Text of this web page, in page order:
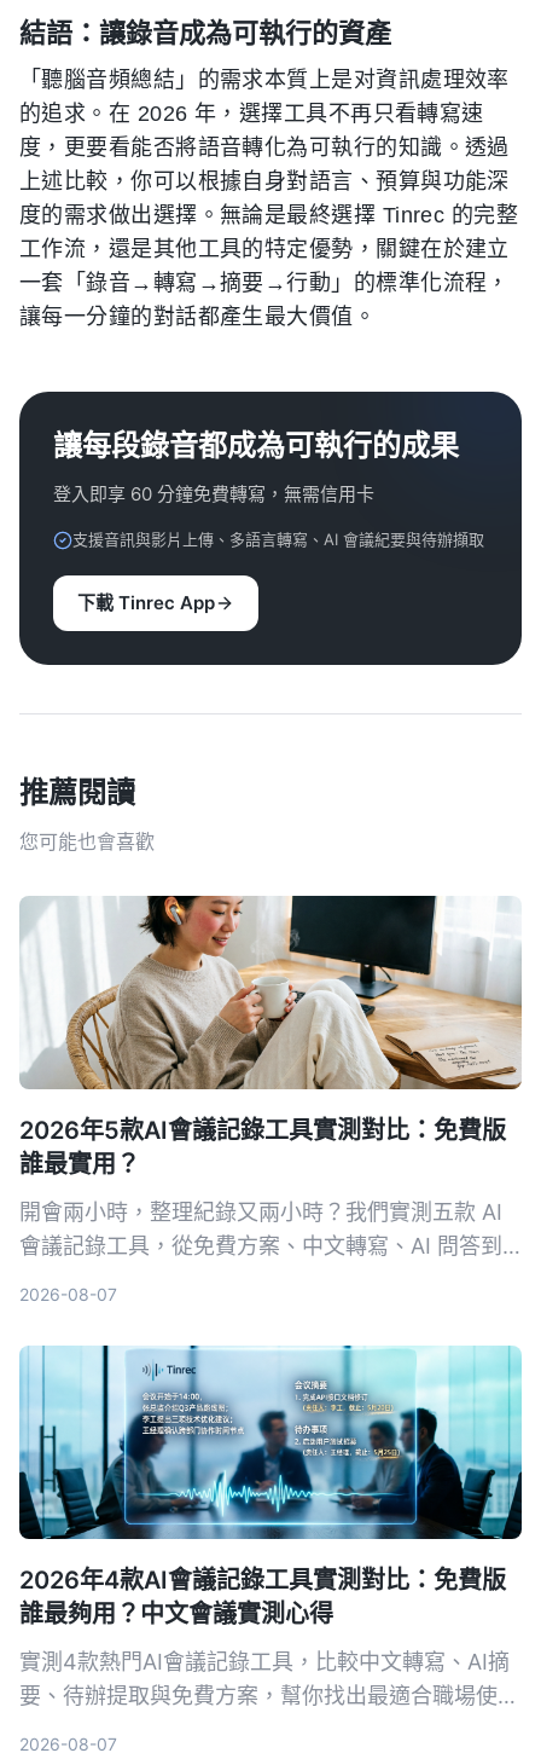
結語：讓錄音成為可執行的資產
「聽腦音頻總結」的需求本質上是对資訊處理效率
的追求。在 2026 年，選擇工具不再只看轉寫速
度，更要看能否將語音轉化為可執行的知識。透過
上述比較，你可以根據自身對語言、預算與功能深
度的需求做出選擇。無論是最終選擇 Tinrec 的完整
工作流，還是其他工具的特定優勢，關鍵在於建立
一套「錄音→轉寫→摘要→行動」的標準化流程，
讓每一分鐘的對話都產生最大價值。
讓每段錄音都成為可執行的成果
登入即享 60 分鐘免費轉寫，無需信用卡
支援音訊與影片上傳、多語言轉寫、AI 會議紀要與待辦擷取
下載 Tinrec App
推薦閱讀
您可能也會喜歡
2026年5款AI會議記錄工具實測對比：免費版
誰最實用？
開會兩小時，整理紀錄又兩小時？我們實測五款 AI
會議記錄工具，從免費方案、中文轉寫、AI 問答到
2026-08-07
2026年4款AI會議記錄工具實測對比：免費版
誰最夠用？中文會議實測心得
實測4款熱門AI會議記錄工具，比較中文轉寫、AI摘
要、待辦提取與免費方案，幫你找出最適合職場使用
2026-08-07